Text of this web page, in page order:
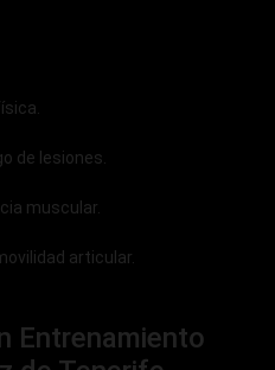
de lesiones.
muscular.
articular.
Entrenamiento